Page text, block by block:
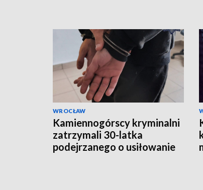
WROCŁAW
Kamiennogórscy kryminalni
zatrzymali 30-latka
podejrzanego o usiłowanie